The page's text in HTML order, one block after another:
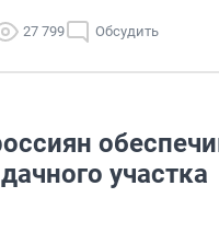
27 799 Обсудить
участка